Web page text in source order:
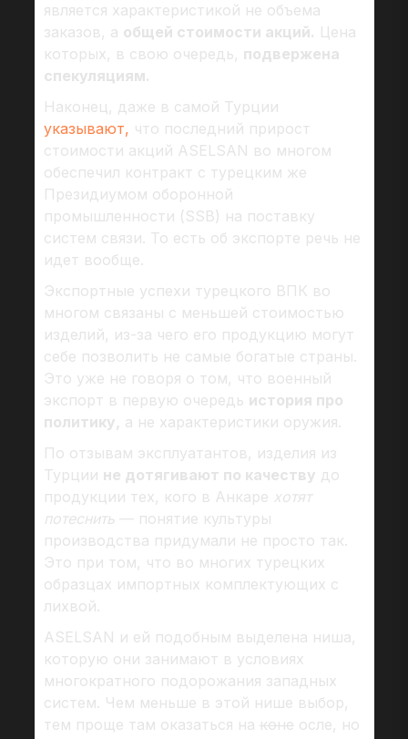
является характеристикой не объема
заказов, а общей стоимости акций. Цена
которых, в свою очередь, подвержена
спекуляциям.
Наконец, даже в самой Турции
указывают, что последний прирост
стоимости акций ASELSAN во многом
обеспечил контракт с турецким же
Президиумом оборонной
промышленности (SSB) на поставку
систем связи. То есть об экспорте речь не
идет вообще.
Экспортные успехи турецкого ВПК во
многом связаны с меньшей стоимостью
изделий, из-за чего его продукцию могут
себе позволить не самые богатые страны.
Это уже не говоря о том, что военный
экспорт в первую очередь история про
политику, а не характеристики оружия.
По отзывам эксплуатантов, изделия из
Турции не дотягивают по качеству до
продукции тех, кого в Анкаре хотят
потеснить— понятие культуры
производства придумали не просто так.
Это при том, что во многих турецких
образцах импортных комплектующих с
лихвой.
ASELSAN и ей подобным выделена ниша,
которую они занимают в условиях
многократного подорожания западных
систем. Чем меньше в этой нише выбор,
тем проще там оказаться на коне осле, но